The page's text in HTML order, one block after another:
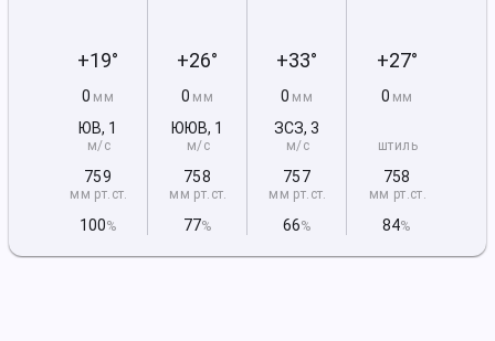
+19°
0 мм
ЮВ, 1
м/с
759
мм рт.ст.
100%
+26°
0 мм
ЮЮВ, 1
м/с
758
мм рт.ст.
77%
+33°
0 мм
ЗСЗ,3
м/с
757
мм рт.ст.
66%
+27°
0 мм
штиль
758
мм рт.ст.
84%